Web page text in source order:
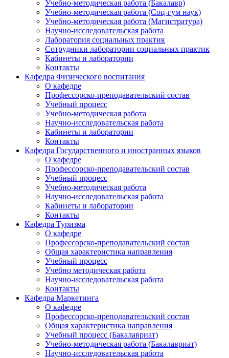
Учебно-методическая работа (Бакалавр)
Учебно-методическая работа (Соц-гум наук)
Учебно-методическая работа (Магистратура)
Научно-исследовательская работа
Лаборатория социальных практик
Сотрудники лаборатории социальных практик
Кабинеты и лаборатории
Контакты
Кафедра Физического воспитания
О кафедре
Профессорско-преподавательский состав
Учебный процесс
Учебно-методическая работа
Научно-исследовательская работа
Кабинеты и лаборатории
Контакты
Кафедра Государственного и иностранных языков
О кафедре
Профессорско-преподавательский состав
Учебный процесс
Учебно-методическая работа
Научно-исследовательская работа
Кабинеты и лаборатории
Контакты
Кафедра Туризма
О кафедре
Профессорско-преподавательский состав
Общая характеристика направления
Учебный процесс
Учебно методическая работа
Научно-исследовательская работа
Контакты
Кафедра Маркетинга
О кафедре
Профессорско-преподавательский состав
Общая характеристика направления
Учебный процесс (Бакалавриат)
Учебно-методическая работа (Бакалавриат)
Научно-исследовательская работа